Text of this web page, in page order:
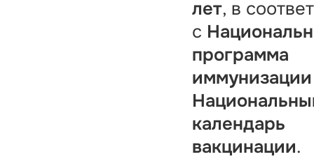
лет, в
с
программа
иммунизации
календарь
вакцинации.